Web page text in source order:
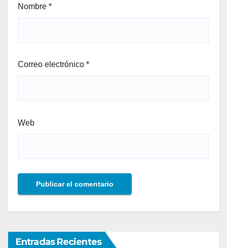
Nombre *
Correo electrónico *
Web
Entradas Recientes